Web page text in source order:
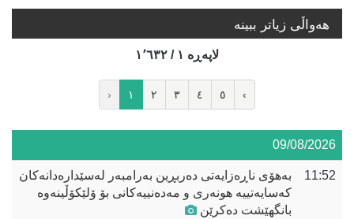
هه‌واڵی زیاتر ببینە
لاپه‌ڕه‌ ١ / ١٬٦٣٢
‹ ١ ٢ ٣ ٤ ٥ ›
09/08/2026
11:52
بەهۆی ناڕەزایەتی دەربڕین بەرامبەر لەسێدارەدانەکان
کەسایەتییە هونەری و مەدەنییەکانی بۆ ۆلێکۆڵینەوە
بانگهێشت دەکرێن